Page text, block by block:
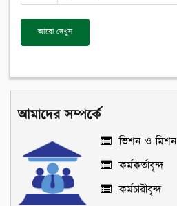
আরো দেখুন
আমাদের সম্পর্কে
ভিশন ও মিশন
কর্মকর্তাবৃন্দ
কর্মচারীবৃন্দ